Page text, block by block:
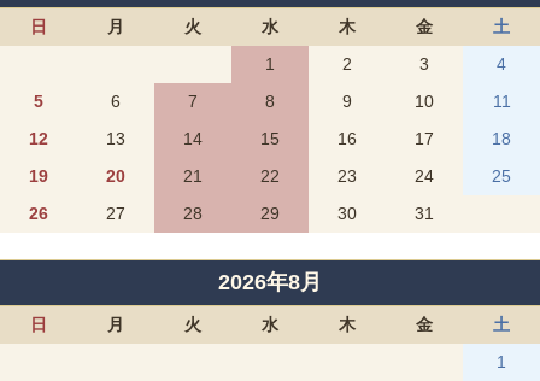
日 月 火 水 木 金
土
1
2 3
4
5
6 7 8 9 10
11
12
13 14 15 16 17
18
19
20 21 22 23 24
25
26
27 28 29 30 31
2026年8月
日 月 火 水 木 金
土
1